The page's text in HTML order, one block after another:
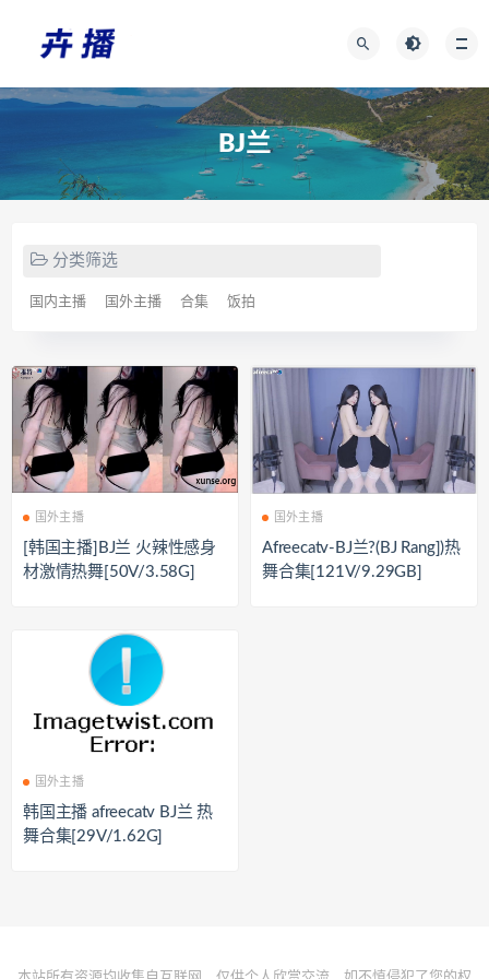
BJ兰
分类筛选
国内主播 国外主播 合集 饭拍
国外主播
[韩国主播]BJ兰 火辣性感身
材激情热舞[50V/3.58G]
国外主播
Afreecatv-BJ兰?(BJ Rang])热
舞合集[121V/9.29GB]
国外主播
韩国主播 afreecatv BJ兰 热
舞合集[29V/1.62G]